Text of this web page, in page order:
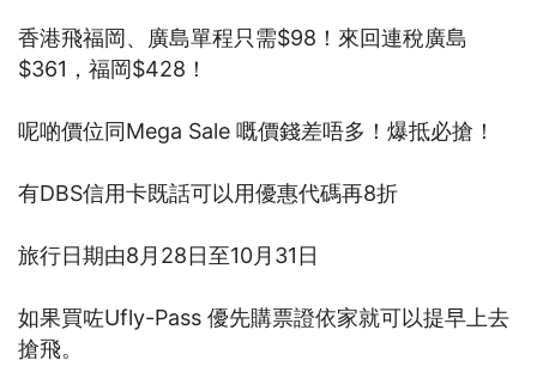
香港飛福岡、廣島單程只需$98！來回連稅廣島
$361，福岡$428！
呢啲價位同Mega Sale 嘅價錢差唔多！爆抵必搶！
有DBS信用卡既話可以用優惠代碼再8折
旅行日期由8月28日至10月31日
如果買咗Ufly-Pass 優先購票證依家就可以提早上去
搶飛。